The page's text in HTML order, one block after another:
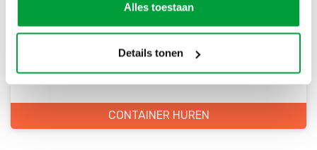
Alles toestaan
Details tonen
Scherpe prijzen
Snelle levering
Goede kwaliteit
CONTAINER HUREN